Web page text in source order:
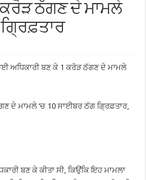
ਕਰੋੜ ਠੱਗਣ ਦੇ ਮਾਮਲੇ
ਅਧਿਕਾਰੀ ਬਣ ਕੇ 1 ਕਰੋੜ ਠੱਗਣ ਦੇ ਮਾਮਲੇ
ਦੇ ਮਾਮਲੇ ‘ਚ 10 ਸਾਈਬਰ ਠੱਗ ਗ੍ਰਿਫ਼ਤਾਰ,
ਬਣ ਕੇ ਕੀਤਾ ਸੀ, ਕਿਉਂਕਿ ਇਹ ਮਾਮਲਾ